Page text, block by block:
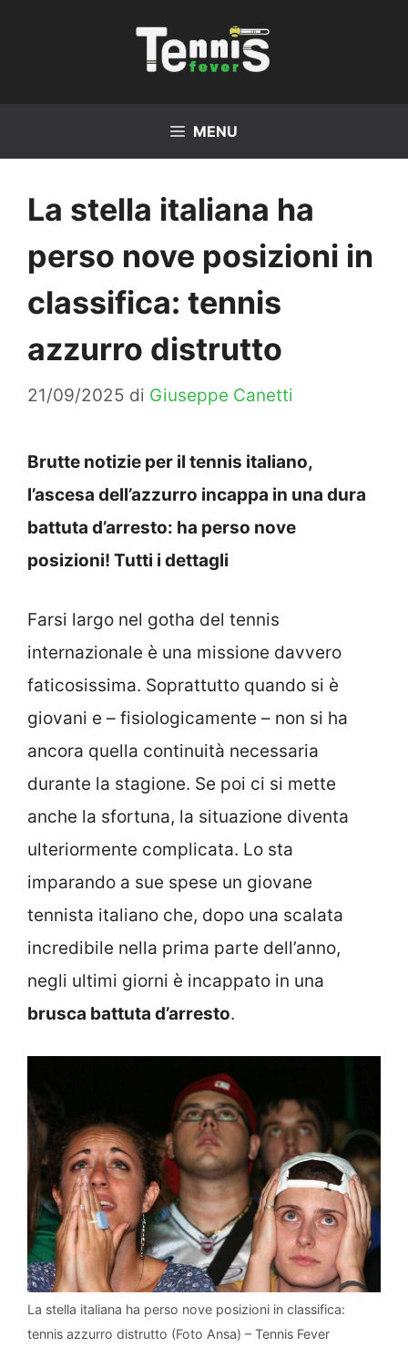
MENU
La stella italiana ha
perso nove posizioni in
classifica: tennis
azzurro distrutto
21/09/2025 di Giuseppe Canetti
Brutte notizie per il tennis italiano,
l’ascesa dell’azzurro incappa in una dura
battuta d’arresto: ha perso nove
posizioni! Tutti i dettagli
Farsi largo nel gotha del tennis
internazionale è una missione davvero
faticosissima. Soprattutto quando si è
giovani e – fisiologicamente – non si ha
ancora quella continuità necessaria
durante la stagione. Se poi ci si mette
anche la sfortuna, la situazione diventa
ulteriormente complicata. Lo sta
imparando a sue spese un giovane
tennista italiano che, dopo una scalata
incredibile nella prima parte dell’anno,
negli ultimi giorni è incappato in una
brusca battuta d’arresto.
La stella italiana ha perso nove posizioni in classifica:
tennis azzurro distrutto (Foto Ansa) – Tennis Fever